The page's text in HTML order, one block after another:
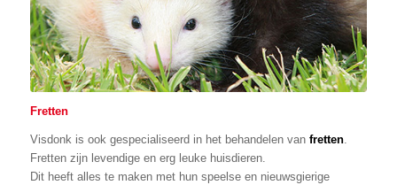
Fretten
Visdonk is ook gespecialiseerd in het behandelen van fretten.
Fretten zijn levendige en erg leuke huisdieren.
Dit heeft alles te maken met hun speelse en nieuwsgierige